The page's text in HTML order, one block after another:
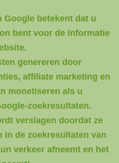
Google betekent dat u
bent voor de informatie
genereren door
affiliate marketing en
monetiseren als u
zoekresultaten.
verslagen doordat ze
in de zoekresultaten van
verkeer afneemt en het